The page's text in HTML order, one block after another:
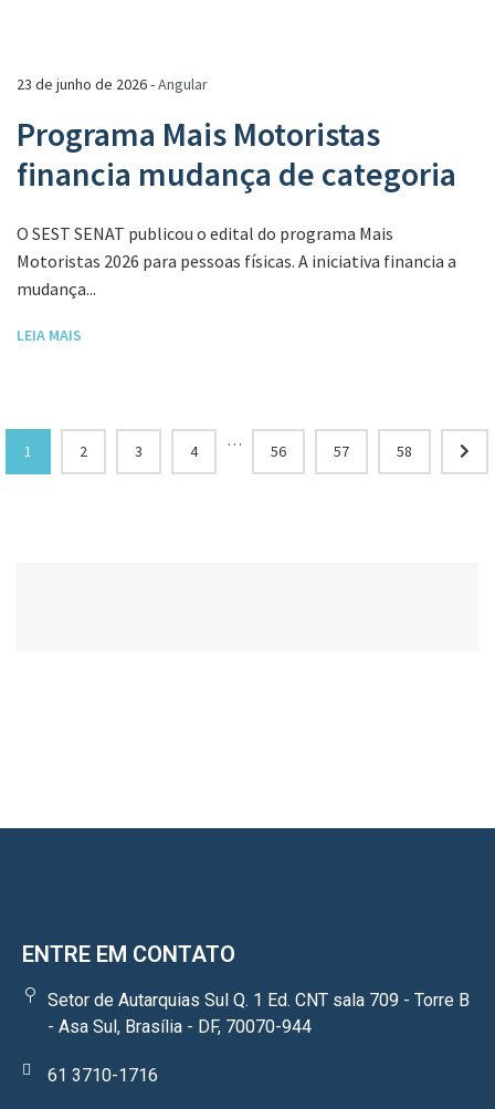
23 de junho de 2026 -Angular
Programa Mais Motoristas
financia mudança de categoria
O SEST SENAT publicou o edital do programa Mais
Motoristas 2026 para pessoas físicas. A iniciativa financia a
mudança...
LEIA MAIS
1 2 3 4
…
56 57 58
ENTRE EM CONTATO
Setor de Autarquias Sul Q. 1 Ed. CNT sala 709 - Torre B
- Asa Sul, Brasília - DF, 70070-944
61 3710-1716